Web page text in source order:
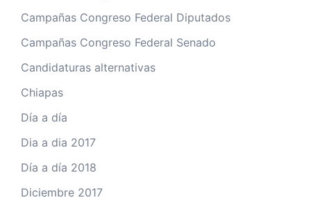
Campañas Congreso Federal Diputados
Campañas Congreso Federal Senado
Candidaturas alternativas
Chiapas
Día a día
Dia a dia 2017
Día a día 2018
Diciembre 2017